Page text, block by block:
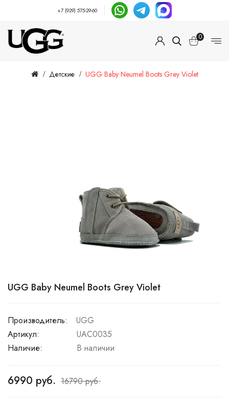
+7 (929) 575-29-60
0
Детские UGG Baby Neumel Boots Grey Violet
UGG Baby Neumel Boots Grey Violet
Производитель:
UGG
Артикул:
UAC0035
Наличие:
В наличии
6990 руб. 16790 руб.